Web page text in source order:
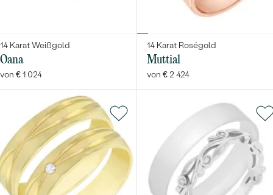
14 Karat Weißgold
Oana
von € 1 024
14 Karat Roségold
Muttial
von € 2 424